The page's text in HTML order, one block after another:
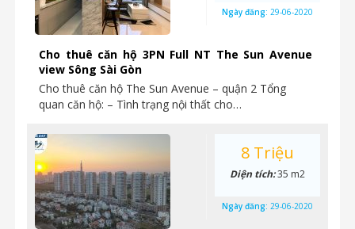
Cho thuê căn hộ 3PN Full NT The Sun Avenue
view Sông Sài Gòn
Cho thuê căn hộ The Sun Avenue – quận 2 Tổng
quan căn hộ: – Tình trạng nội thất cho…
Ngày đăng: 29-06-2020
8 Triệu
Diện tích:35 m2
Ngày đăng: 29-06-2020